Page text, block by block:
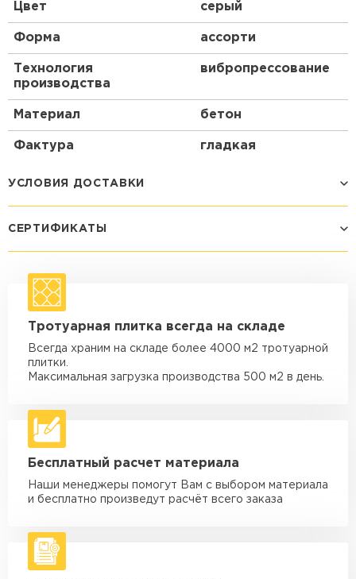
Цвет серый
Форма ассорти
Технология
производства
вибропрессование
Материал бетон
Фактура гладкая
УСЛОВИЯ ДОСТАВКИ
макс. длина груза 4 м
Машина - 1,5 тн до 20 м3
макс. длина груза 4 м
Машина - 3,5 тн до 30 м3
макс. длина груза 6 м
макс. длина груза 6 м
Машина - 10 тн до 50 м3
макс. длина груза 8 м
Машина - 20 тн до 80 м3
от 5 500 ₽
Манипулятор до 5 тн
макс. длина груза 5 м
СЕРТИФИКАТЫ
Тротуарная плитка всегда на складе
Всегда храним на складе более 4000 м2 тротуарной
плитки.
Максимальная загрузка производства 500 м2 в день.
Бесплатный расчет материала
Наши менеджеры помогут Вам с выбором материала
и бесплатно произведут расчёт всего заказа